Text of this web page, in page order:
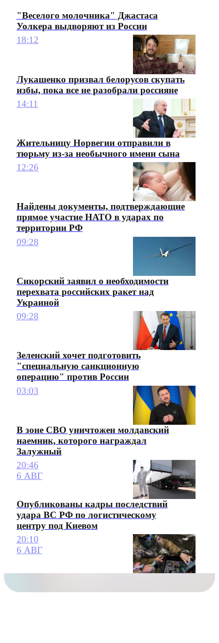
"Веселого молочника" Джастаса
Уолкера выдворяют из России
18:12
Лукашенко призвал белорусов скупать
избы, пока все не разобрали россияне
14:11
Жительницу Норвегии отправили в
тюрьму из-за необычного имени сына
12:26
Найдены документы, подтверждающие
прямое участие НАТО в ударах по
территории РФ
09:28
Сикорский заявил о необходимости
перехвата российских ракет над
Украиной
09:28
Зеленский хочет подготовить
"специальную санкционную
операцию" против России
03:03
В зоне СВО уничтожен молдавский
наемник, которого награждал
Залужный
20:46
6 АВГ
Опубликованы кадры последствий
удара ВС РФ по логистическому
центру под Киевом
20:10
6 АВГ